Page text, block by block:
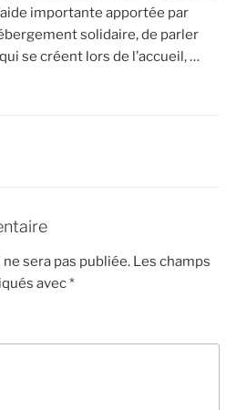
importante apportée par
solidaire, de parler
se créent lors de l’accueil, …
sera pas publiée. Les champs
avec*